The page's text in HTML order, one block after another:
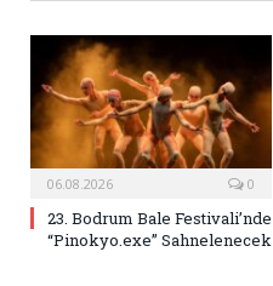
06.08.2026 0
23. Bodrum Bale Festivali’nde
“Pinokyo.exe” Sahnelenecek